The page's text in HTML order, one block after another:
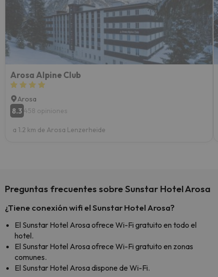
yo.
Arosa Alpine Club
Arosa
8.3 458 opiniones
a 1.2 km de Arosa Lenzerheide
Preguntas frecuentes sobre Sunstar Hotel Arosa
¿Tiene conexión wifi el Sunstar Hotel Arosa?
El Sunstar Hotel Arosa ofrece Wi-Fi gratuito en todo el
hotel.
El Sunstar Hotel Arosa ofrece Wi-Fi gratuito en zonas
comunes.
El Sunstar Hotel Arosa dispone de Wi-Fi.